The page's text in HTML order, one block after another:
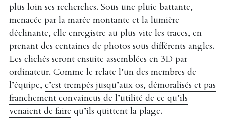
plus loin ses recherches. Sous une pluie battante,
menacée par la marée montante et la lumière
déclinante, elle enregistre au plus vite les traces, en
prenant des centaines de photos sous différents angles.
Les clichés seront ensuite assemblées en 3D par
ordinateur. Comme le relate l’un des membres de
l’équipe, c’est trempés jusqu’aux os, démoralisés et pas
franchement convaincus de l’utilité de ce qu’ils
venaient de faire qu’ils quittent la plage.